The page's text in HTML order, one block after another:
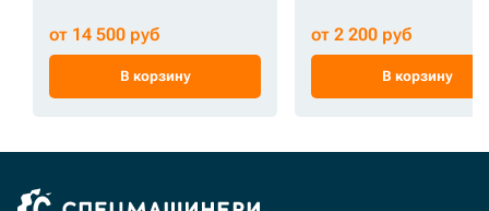
от 14 500 руб
В корзину
от 2 200 руб
В корзину